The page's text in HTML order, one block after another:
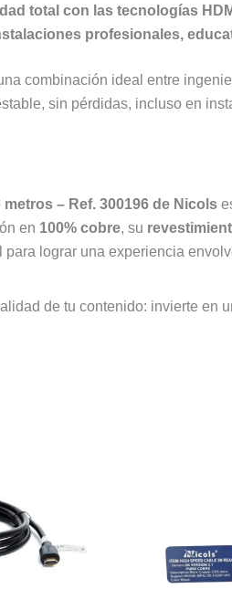
total con las tecnologías
profesionales,
combinación ideal entre
sin pérdidas, incluso en
metros – Ref. 300196 de Nicols
en 100% cobre, su
para lograr una experiencia
de tu contenido: invierte en